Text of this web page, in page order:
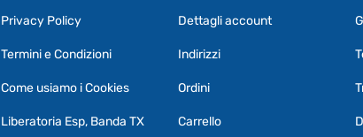
Privacy Policy
Termini e Condizioni
Come usiamo i Cookies
Liberatoria Esp, Banda TX
Dettagli account
Indirizzi
Ordini
Carrello